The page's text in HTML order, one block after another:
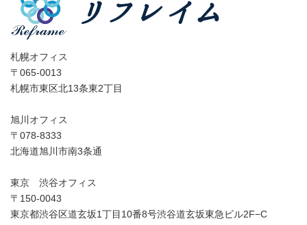
札幌オフィス
〒065-0013
札幌市東区北13条東2丁目
旭川オフィス
〒078-8333
北海道旭川市南3条通
東京 渋谷オフィス
〒150-0043
東京都渋谷区道玄坂1丁目10番8号渋谷道玄坂東急ビル2F−C